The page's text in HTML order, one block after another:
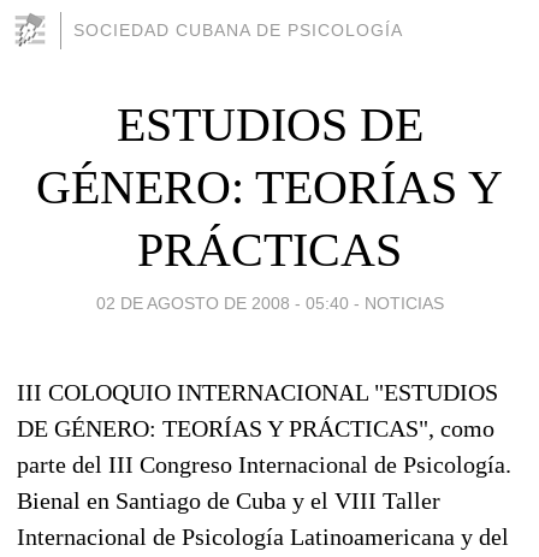
SOCIEDAD CUBANA DE PSICOLOGÍA
ESTUDIOS DE
GÉNERO: TEORÍAS Y
PRÁCTICAS
02 DE AGOSTO DE 2008 - 05:40 - NOTICIAS
III COLOQUIO INTERNACIONAL "ESTUDIOS
DE GÉNERO: TEORÍAS Y PRÁCTICAS", como
parte del III Congreso Internacional de Psicología.
Bienal en Santiago de Cuba y el VIII Taller
Internacional de Psicología Latinoamericana y del